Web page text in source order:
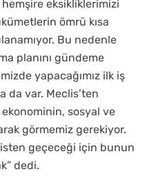
eksikliklerimizi
ömrü kısa
Bu nedenle
planını gündeme
yapacağımız ilk iş
da var. Meclis’ten
ekonominin, sosyal ve
görmemiz gerekiyor.
geçeceği için bunun
dedi.